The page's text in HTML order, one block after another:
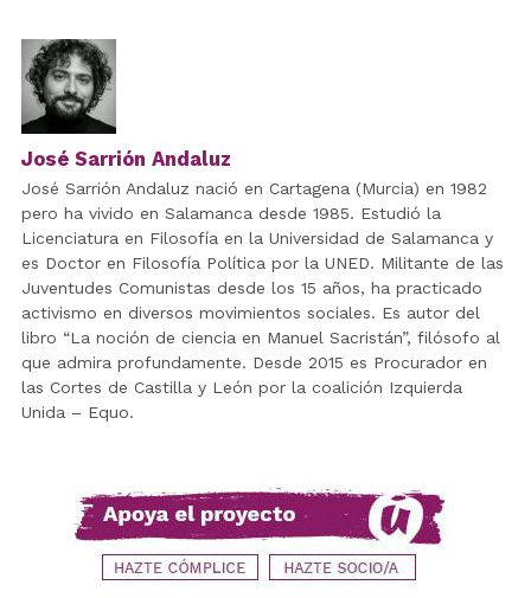
José Sarrión Andaluz
José Sarrión Andaluz nació en Cartagena (Murcia) en 1982
pero ha vivido en Salamanca desde 1985. Estudió la
Licenciatura en Filosofía en la Universidad de Salamanca y
es Doctor en Filosofía Política por la UNED. Militante de las
Juventudes Comunistas desde los 15 años, ha practicado
activismo en diversos movimientos sociales. Es autor del
libro “La noción de ciencia en Manuel Sacristán”, filósofo al
que admira profundamente. Desde 2015 es Procurador en
las Cortes de Castilla y León por la coalición Izquierda
Unida – Equo.